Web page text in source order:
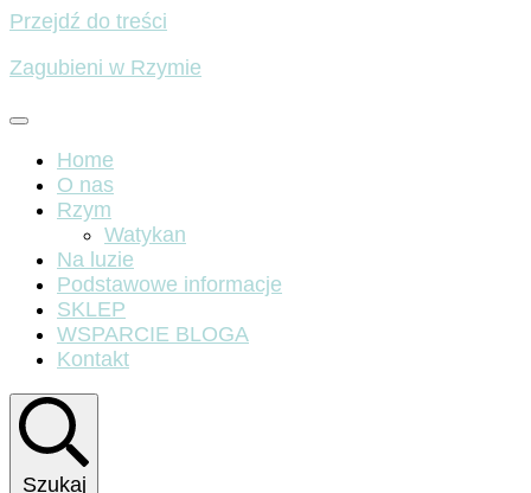
Przejdź do treści
Zagubieni w Rzymie
Home
O nas
Rzym
Watykan
Na luzie
Podstawowe informacje
SKLEP
WSPARCIE BLOGA
Kontakt
Szukaj